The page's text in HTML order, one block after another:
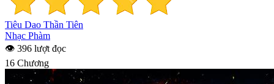
Tiêu Dao Thần Tiên
Nhạc Phàm
👁 396 lượt đọc
16 Chương